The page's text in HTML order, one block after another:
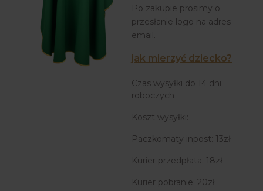
Po zakupie prosimy o
przesłanie logo na adres
email.
jak mierzyć dziecko?
Czas wysyłki do 14 dni
roboczych
Koszt wysyłki:
Paczkomaty inpost: 13zł
Kurier przedpłata: 18zł
Kurier pobranie: 20zł